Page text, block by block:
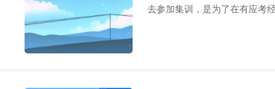
去参加集训，是为了在有应考